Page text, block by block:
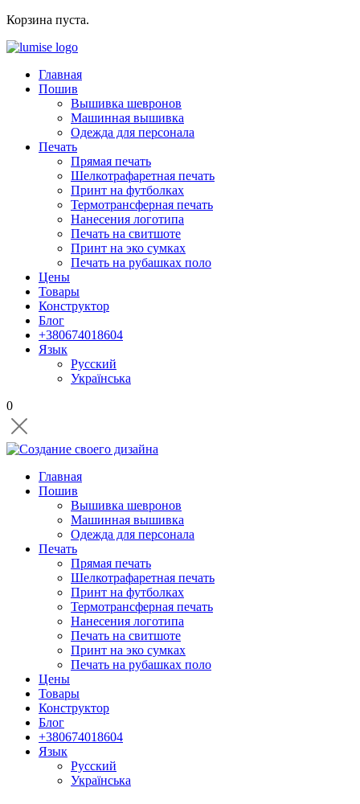
Корзина пуста.
Главная
Пошив
Вышивка шевронов
Машинная вышивка
Одежда для персонала
Печать
Прямая печать
Шелкотрафаретная печать
Принт на футболках
Термотрансферная печать
Нанесения логотипа
Печать на свитшоте
Принт на эко сумках
Печать на рубашках поло
Цены
Товары
Конструктор
Блог
+380674018604
Язык
Русский
Українська
0
Главная
Пошив
Вышивка шевронов
Машинная вышивка
Одежда для персонала
Печать
Прямая печать
Шелкотрафаретная печать
Принт на футболках
Термотрансферная печать
Нанесения логотипа
Печать на свитшоте
Принт на эко сумках
Печать на рубашках поло
Цены
Товары
Конструктор
Блог
+380674018604
Язык
Русский
Українська